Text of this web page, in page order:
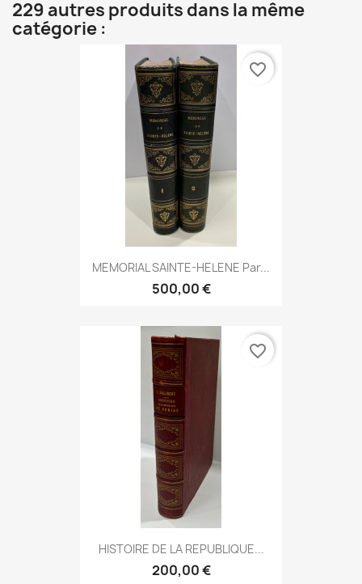
229 autres produits dans la même
catégorie :
MEMORIAL SAINTE-HELENE Par...
500,00 €
favorite_border
HISTOIRE DE LA REPUBLIQUE...
200,00 €
favorite_border